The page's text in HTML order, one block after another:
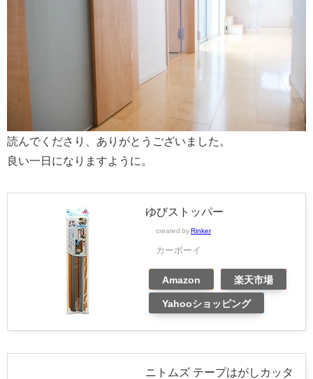
読んでくださり、ありがとうございました。
良い一日になりますように。
ゆびストッパー
created by Rinker
カーボーイ
Amazon 楽天市場
Yahooショッピング
ニトムズ テープはがしカッタ